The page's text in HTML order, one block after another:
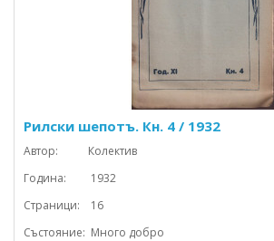
Рилски шепотъ. Кн. 4 / 1932
Автор: Колектив
Година: 1932
Страници: 16
Състояние: Много добро